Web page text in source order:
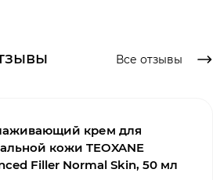
Все отзывы
крем для
кожи TEOXANE
Filler Normal Skin, 50 мл